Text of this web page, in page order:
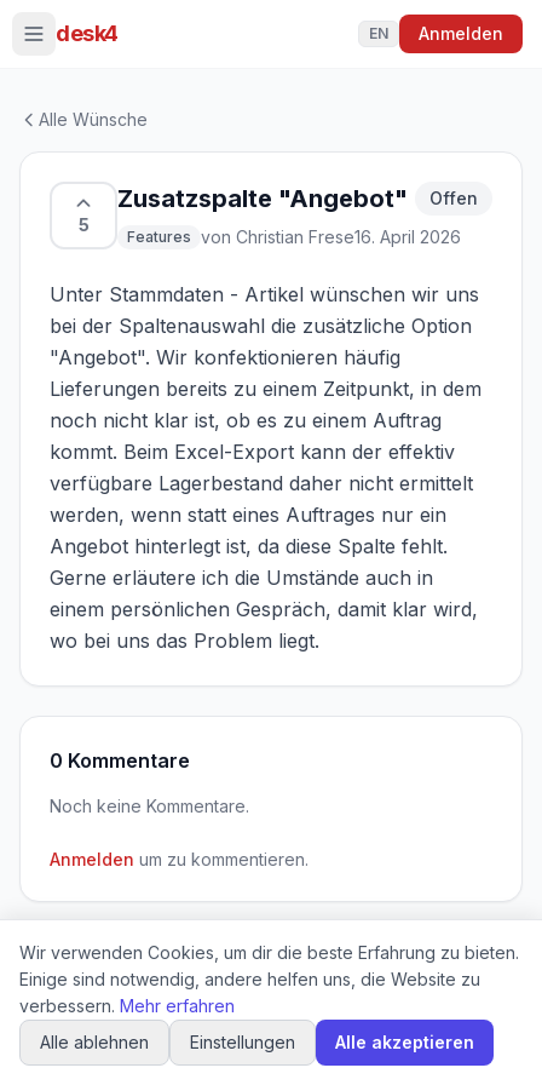
desk4 EN Anmelden
Alle Wünsche
5
Zusatzspalte "Angebot" Offen
Features von Christian Frese16. April 2026
Unter Stammdaten - Artikel wünschen wir uns
bei der Spaltenauswahl die zusätzliche Option
"Angebot". Wir konfektionieren häufig
Lieferungen bereits zu einem Zeitpunkt, in dem
noch nicht klar ist, ob es zu einem Auftrag
kommt. Beim Excel-Export kann der effektiv
verfügbare Lagerbestand daher nicht ermittelt
werden, wenn statt eines Auftrages nur ein
Angebot hinterlegt ist, da diese Spalte fehlt.
Gerne erläutere ich die Umstände auch in
einem persönlichen Gespräch, damit klar wird,
wo bei uns das Problem liegt.
0 Kommentare
Noch keine Kommentare.
Anmelden um zu kommentieren.
Powered by Ideenkiste
Wir verwenden Cookies, um dir die beste Erfahrung zu bieten.
Einige sind notwendig, andere helfen uns, die Website zu
verbessern. Mehr erfahren
Alle ablehnen
Einstellungen Alle akzeptieren